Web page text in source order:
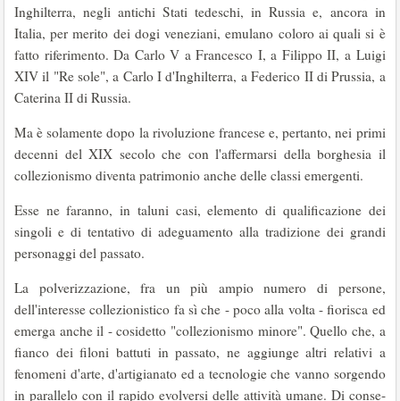
Inghilterra, negli antichi Stati tedeschi, in Russia e, ancora in
Italia, per merito dei dogi veneziani, emulano coloro ai quali si è
fatto riferimento. Da Carlo V a Francesco I, a Filippo II, a Luigi
XIV il "Re sole", a Carlo I d'Inghilterra, a Federico II di Prussia, a
Caterina II di Russia.
Ma è solamente dopo la rivoluzione francese e, pertanto, nei primi
decenni del XIX secolo che con l'affermarsi della borghesia il
collezionismo diventa patrimonio anche delle classi emergenti.
Esse ne faranno, in taluni casi, elemento di quali­ficazione dei
singoli e di tentativo di adeguamen­to alla tradizione dei grandi
personaggi del pas­sato.
La polverizzazione, fra un più ampio numero di persone,
dell'interesse collezionistico fa sì che - poco alla volta - fiorisca ed
emerga anche il - cosidetto "collezionismo minore". Quello che, a
fianco dei filoni battuti in passato, ne aggiunge altri relativi a
fenomeni d'arte, d'artigianato ed a tecnologie che vanno sorgendo
in parallelo con il rapido evolversi delle attività umane. Di conse­